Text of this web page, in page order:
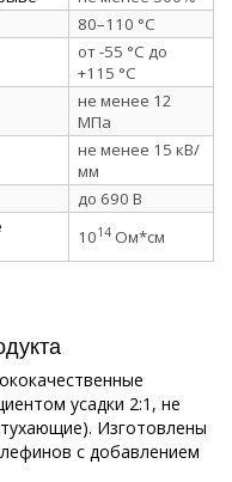
80–110 °C
от -55 °C до
+115 °C
не менее 12
МПа
не менее 15 кВ/
мм
до 690 В
1014 Ом*см
усадки 2:1, не
Изготовлены
с добавлением